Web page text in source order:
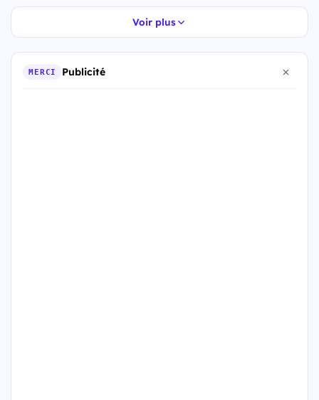
Voir plus
MERCI Publicité